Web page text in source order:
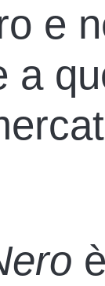
e
a